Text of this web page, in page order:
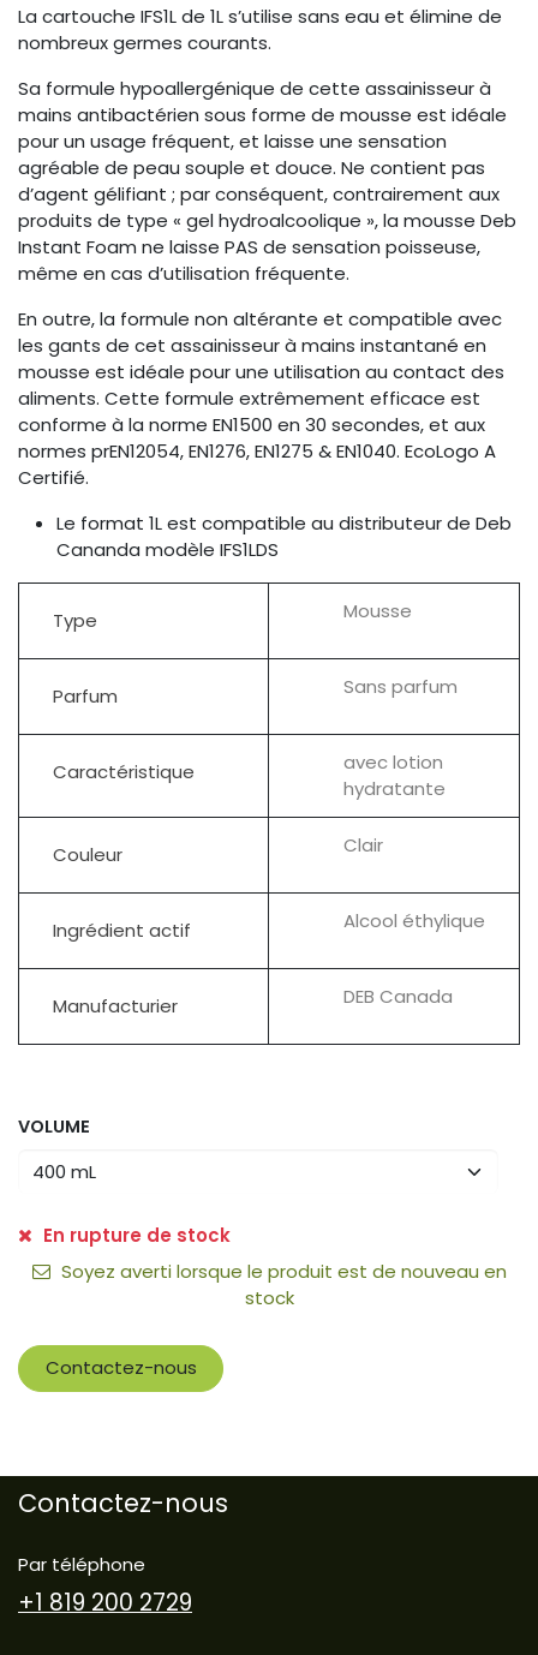
La cartouche IFS1L de 1L s’utilise sans eau et élimine de
nombreux germes courants.
Sa formule hypoallergénique de cette assainisseur à
mains antibactérien sous forme de mousse est idéale
pour un usage fréquent, et laisse une sensation
agréable de peau souple et douce. Ne contient pas
d’agent gélifiant ; par conséquent, contrairement aux
produits de type « gel hydroalcoolique », la mousse Deb
Instant Foam ne laisse PAS de sensation poisseuse,
même en cas d’utilisation fréquente.
En outre, la formule non altérante et compatible avec
les gants de cet assainisseur à mains instantané en
mousse est idéale pour une utilisation au contact des
aliments. Cette formule extrêmement efficace est
conforme à la norme EN1500 en 30 secondes, et aux
normes prEN12054, EN1276, EN1275 & EN1040. EcoLogo A
Certifié.
Le format 1L est compatible au distributeur de Deb
Cananda modèle IFS1LDS
Type Mousse
Parfum Sans parfum
Caractéristique
avec lotion
hydratante
Couleur Clair
Ingrédient actif Alcool éthylique
Manufacturier DEB Canada
VOLUME
En rupture de stock
Soyez averti lorsque le produit est de nouveau en
stock
Contactez-nous
Contactez-nous
Par téléphone
+1 819 200 2729